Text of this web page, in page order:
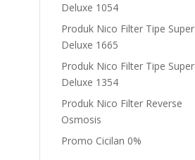
Deluxe 1054
Produk Nico Filter Tipe Super
Deluxe 1665
Produk Nico Filter Tipe Super
Deluxe 1354
Produk Nico Filter Reverse
Osmosis
Promo Cicilan 0%